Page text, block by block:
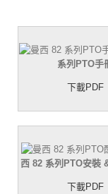
系列PTO手
下載PDF
西 82 系列PTO安裝
下載PDF